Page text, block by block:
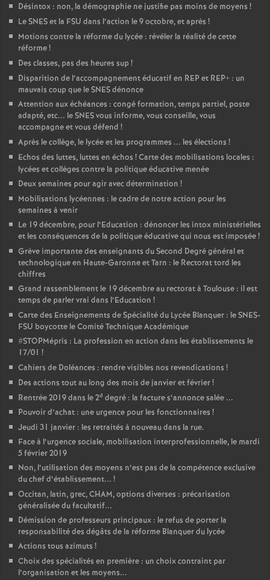
Désintox : non, la démographie ne justifie pas moins de moyens !
Le SNES et la FSU dans l’action le 9 octobre, et après !
Motions contre la réforme du lycée : révéler la réalité de cette
réforme!
Des classes, pas des heures sup!
Disparition de l’accompagnement éducatif en REP et REP+ : un
mauvais coup que le SNES dénonce
Attention aux échéances : congé formation, temps partiel, poste
adapté, etc... le SNES vous informe, vous conseille, vous
accompagne et vous défend !
Après le collège, le lycée et les programmes ... les élections !
Echos des luttes, luttes en échos ! Carte des mobilisations locales :
lycées et collèges contre la politique éducative menée
Deux semaines pour agir avec détermination !
Mobilisations lycéennes : le cadre de notre action pour les
semaines à venir
Le 19 décembre, pour l’Education : dénoncer les intox ministérielles
et les conséquences de la politique éducative qui nous est imposée!
Grève importante des enseignants du Second Degré général et
technologique en Haute-Garonne et Tarn : le Rectorat tord les
chiffres
Grand rassemblement le 19 décembre au rectorat à Toulouse : il est
temps de parler vrai dans l’Education !
Carte des Enseignements de Spécialité du Lycée Blanquer : le SNES-
FSU boycotte le Comité Technique Académique
#STOPMépris : La profession en action dans les établissements le
17/01 !
Cahiers de Doléances : rendre visibles nos revendications !
Des actions tout au long des mois de janvier et février!
Rentrée 2019 dans le 2d degré : la facture s’annonce salée ...
Pouvoir d’achat : une urgence pour les fonctionnaires !
Jeudi 31 janvier : les retraités à nouveau dans la rue.
Face à l’urgence sociale, mobilisation interprofessionnelle, le mardi
5 février 2019
Non, l’utilisation des moyens n’est pas de la compétence exclusive
du chef d’établissement... !
Occitan, latin, grec, CHAM, options diverses : précarisation
généralisée du facultatif...
Démission de professeurs principaux : le refus de porter la
responsabilité des dégâts de la réforme Blanquer du lycée
Actions tous azimuts !
Choix des spécialités en première : un choix contraint par
l’organisation et les moyens...